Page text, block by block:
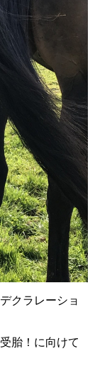
クラレーショ
胎！に向けて